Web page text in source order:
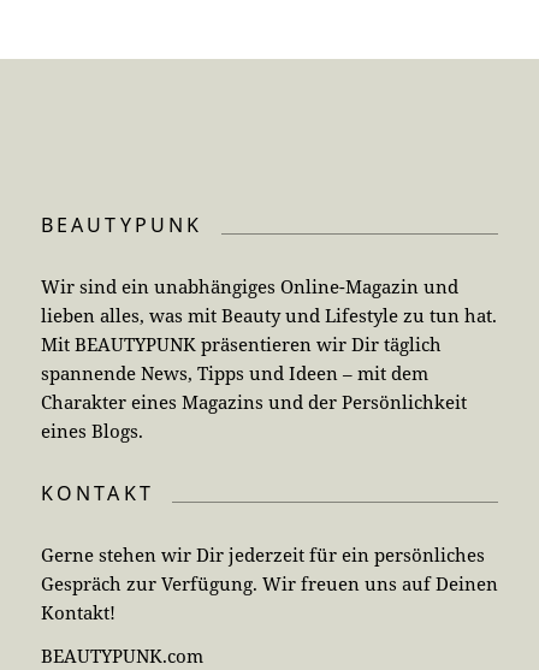
BEAUTYPUNK
Wir sind ein unabhängiges Online-Magazin und
lieben alles, was mit Beauty und Lifestyle zu tun hat.
Mit BEAUTYPUNK präsentieren wir Dir täglich
spannende News, Tipps und Ideen – mit dem
Charakter eines Magazins und der Persönlichkeit
eines Blogs.
KONTAKT
Gerne stehen wir Dir jederzeit für ein persönliches
Gespräch zur Verfügung. Wir freuen uns auf Deinen
Kontakt!
BEAUTYPUNK.com